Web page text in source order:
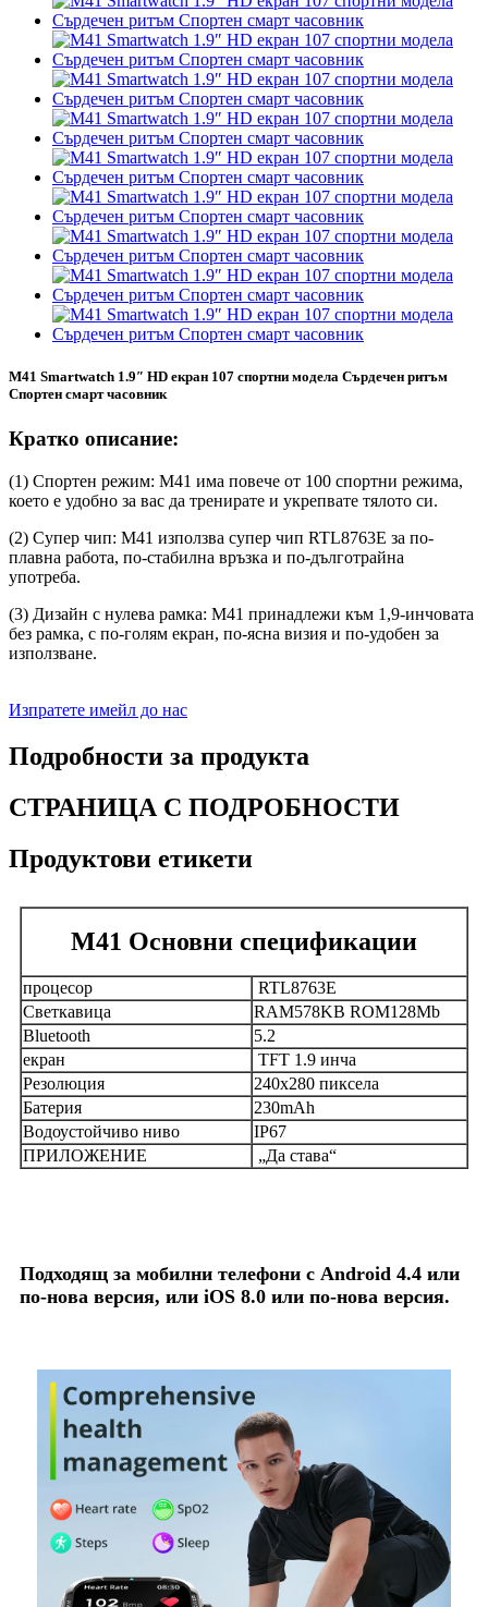
M41 Smartwatch 1.9″ HD екран 107 спортни модела Сърдечен ритъм
Спортен смарт часовник
Кратко описание:
(1) Спортен режим: M41 има повече от 100 спортни режима,
което е удобно за вас да тренирате и укрепвате тялото си.
(2) Супер чип: M41 използва супер чип RTL8763E за по-
плавна работа, по-стабилна връзка и по-дълготрайна
употреба.
(3) Дизайн с нулева рамка: M41 принадлежи към 1,9-инчовата
без рамка, с по-голям екран, по-ясна визия и по-удобен за
използване.
Изпратете имейл до нас
Подробности за продукта
СТРАНИЦА С ПОДРОБНОСТИ
Продуктови етикети
M41 Основни спецификации
процесор
RTL8763E
Светкавица
RAM578KB ROM128Mb
Bluetooth
5.2
екран
TFT 1.9 инча
Резолюция
240x280 пиксела
Батерия
230mAh
Водоустойчиво ниво
IP67
ПРИЛОЖЕНИЕ
„Да става“
Подходящ за мобилни телефони с Android 4.4 или
по-нова версия, или iOS 8.0 или по-нова версия.